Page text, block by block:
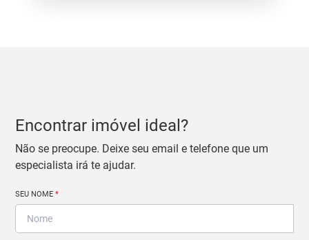
Encontrar imóvel ideal?
Não se preocupe. Deixe seu email e telefone que um
especialista irá te ajudar.
SEU NOME*